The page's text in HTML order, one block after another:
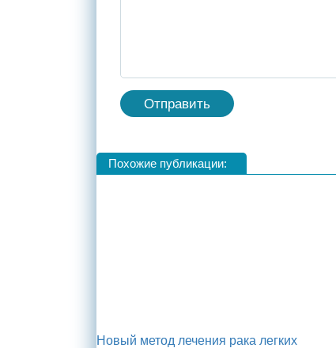
Похожие публикации:
Новый метод лечения рака легких